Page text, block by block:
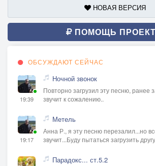
НОВАЯ ВЕРСИЯ
ПОМОЩЬ
ОБСУЖДАЮТ СЕЙЧАС
19:39
Ночной звонок
Повторно загрузил эту песню, ранее
звучит к сожалению..
19:17
Метель
Анна Р., я эту песню перезалил...но
звучит...Буду пытаться загрузить
Парадокс... ст.5.2